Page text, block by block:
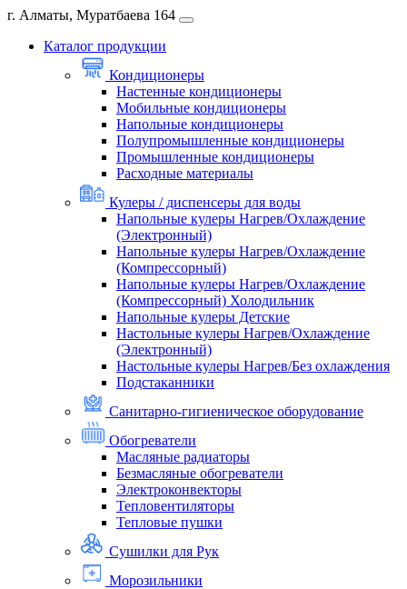
г. Алматы, Муратбаева 164
Каталог продукции
Кондиционеры
Настенные кондиционеры
Мобильные кондиционеры
Напольные кондиционеры
Полупромышленные кондиционеры
Промышленные кондиционеры
Расходные материалы
Кулеры / диспенсеры для воды
Напольные кулеры Нагрев/Охлаждение
(Электронный)
Напольные кулеры Нагрев/Охлаждение
(Компрессорный)
Напольные кулеры Нагрев/Охлаждение
(Компрессорный) Холодильник
Напольные кулеры Детские
Настольные кулеры Нагрев/Охлаждение
(Электронный)
Настольные кулеры Нагрев/Без охлаждения
Подстаканники
Санитарно-гигиеническое оборудование
Обогреватели
Масляные радиаторы
Безмасляные обогреватели
Электроконвекторы
Тепловентиляторы
Тепловые пушки
Сушилки для Рук
Морозильники